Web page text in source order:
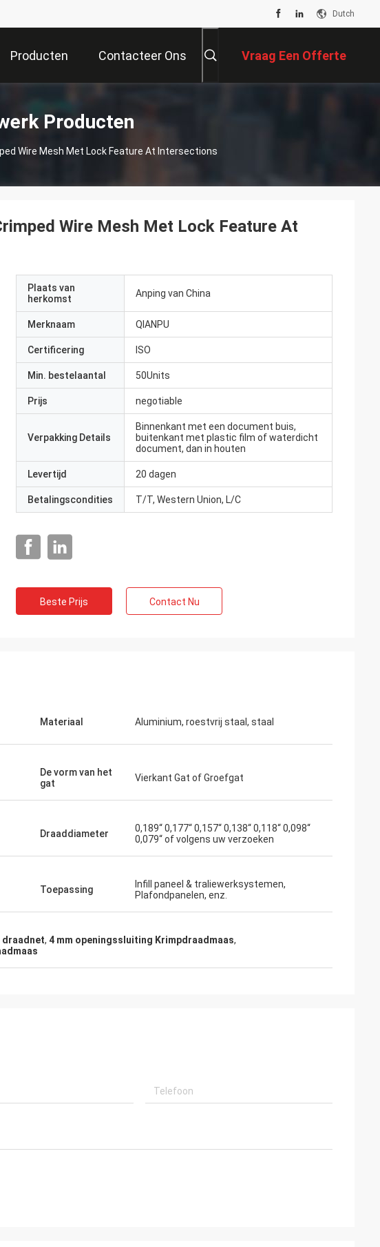
Dutch
Producten Contacteer Ons Vraag Een Offerte
Producten
Wire Mesh Met Lock Feature At Intersections
Wire Mesh Met Lock Feature At
Plaats van
herkomst
Anping van China
Merknaam QIANPU
Certificering ISO
Min. bestelaantal 50Units
Prijs negotiable
Verpakking Details
Binnenkant met een document buis,
buitenkant met plastic film of waterdicht
document, dan in houten
Levertijd 20 dagen
Betalingscondities T/T, Western Union, L/C
Beste Prijs Contact Nu
Materiaal Aluminium, roestvrij staal, staal
De vorm van het
gat
Vierkant Gat of Groefgat
Draaddiameter
0,189“ 0,177“ 0,157“ 0,138“ 0,118“ 0,098“
0,079“ of volgens uw verzoeken
Toepassing
Infill paneel & traliewerksystemen,
Plafondpanelen, enz.
draadnet, 4 mm openingssluiting Krimpdraadmaas,